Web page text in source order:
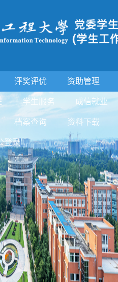
评奖评优 资助管理
学生服务 成信就业
档案查询 资料下载
登录